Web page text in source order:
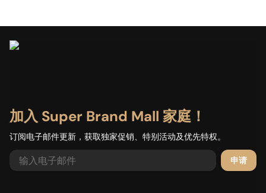
加载中...
加入 Super Brand Mall 家庭！
订阅电子邮件更新，获取独家促销、特别活动及优先特权。
申请